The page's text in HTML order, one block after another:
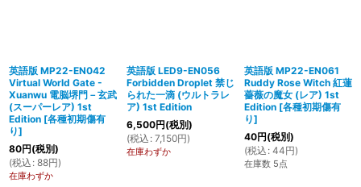
英語版 MP22-EN042
Virtual World Gate -
Xuanwu 電脳堺門－玄武
(スーパーレア) 1st
Edition [各種初期傷有
り]
80円(税別)
(税込 : 88円)
在庫わずか
英語版 LED9-EN056
Forbidden Droplet 禁じ
られた一滴 (ウルトラレ
ア) 1st Edition
6,500円(税別)
(税込 : 7,150円)
在庫わずか
英語版 MP22-EN061
Ruddy Rose Witch 紅蓮
薔薇の魔女 (レア) 1st
Edition [各種初期傷有
り]
40円(税別)
(税込 : 44円)
在庫数 5点